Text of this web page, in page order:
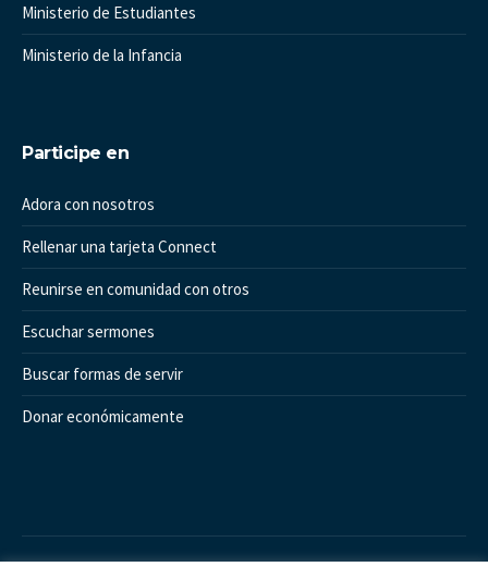
Ministerio de Estudiantes
Ministerio de la Infancia
Participe en
Adora con nosotros
Rellenar una tarjeta Connect
Reunirse en comunidad con otros
Escuchar sermones
Buscar formas de servir
Donar económicamente